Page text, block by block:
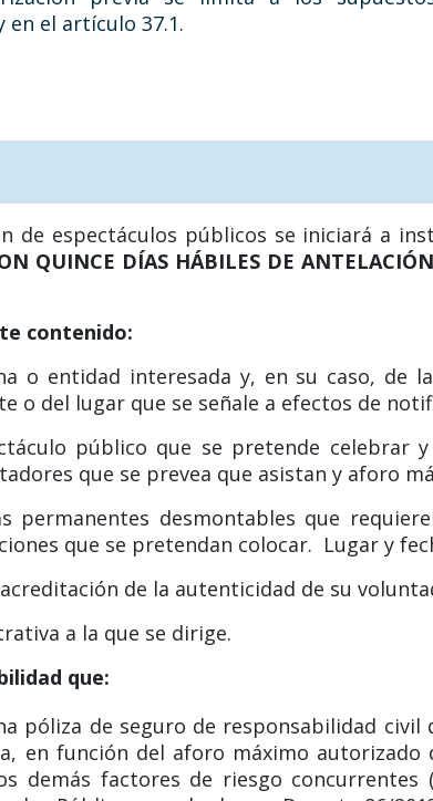
en el artículo 37.1.
de espectáculos públicos se iniciará a
QUINCE DÍAS HÁBILES DE
contenido:
o entidad interesada y, en su caso, de
o del lugar que se señale a efectos de
público que se pretende
que se prevea que asistan y aforo
permanentes desmontables que
que se pretendan colocar. Lugar y
de la autenticidad de su
a la que se dirige.
que:
póliza de seguro de responsabilidad
en función del aforo máximo
demás factores de riesgo concurrentes